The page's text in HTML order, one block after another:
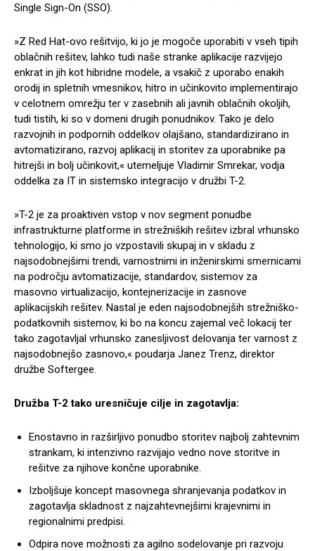
Single Sign-On (SSO).
»Z Red Hat-ovo rešitvijo, ki jo je mogoče uporabiti v vseh tipih
oblačnih rešitev, lahko tudi naše stranke aplikacije razvijejo
enkrat in jih kot hibridne modele, a vsakič z uporabo enakih
orodij in spletnih vmesnikov, hitro in učinkovito implementirajo
v celotnem omrežju ter v zasebnih ali javnih oblačnih okoljih,
tudi tistih, ki so v domeni drugih ponudnikov. Tako je delo
razvojnih in podpornih oddelkov olajšano, standardizirano in
avtomatizirano, razvoj aplikacij in storitev za uporabnike pa
hitrejši in bolj učinkovit,« utemeljuje Vladimir Smrekar, vodja
oddelka za IT in sistemsko integracijo v družbi T-2.
»T-2 je za proaktiven vstop v nov segment ponudbe
infrastrukturne platforme in strežniških rešitev izbral vrhunsko
tehnologijo, ki smo jo vzpostavili skupaj in v skladu z
najsodobnejšimi trendi, varnostnimi in inženirskimi smernicami
na področju avtomatizacije, standardov, sistemov za
masovno virtualizacijo, kontejnerizacije in zasnove
aplikacijskih rešitev. Nastal je eden najsodobnejših strežniško-
podatkovnih sistemov, ki bo na koncu zajemal več lokacij ter
tako zagotavljal vrhunsko zanesljivost delovanja ter varnost z
najsodobnejšo zasnovo,« poudarja Janez Trenz, direktor
družbe Softergee.
Družba T-2 tako uresničuje cilje in zagotavlja:
Enostavno in razširljivo ponudbo storitev najbolj zahtevnim
strankam, ki intenzivno razvijajo vedno nove storitve in
rešitve za njihove končne uporabnike.
Izboljšuje koncept masovnega shranjevanja podatkov in
zagotavlja skladnost z najzahtevnejšimi krajevnimi in
regionalnimi predpisi.
Odpira nove možnosti za agilno sodelovanje pri razvoju